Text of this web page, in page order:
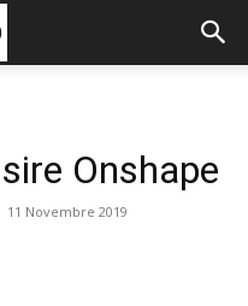
Onshape
11 Novembre 2019